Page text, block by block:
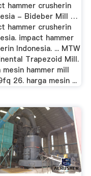
hammer crusherin
- Bideber Mill …
hammer crusherin
impact hammer
Indonesia. ... MTW
Trapezoid Mill.
mesin hammer mill
26. harga mesin ...